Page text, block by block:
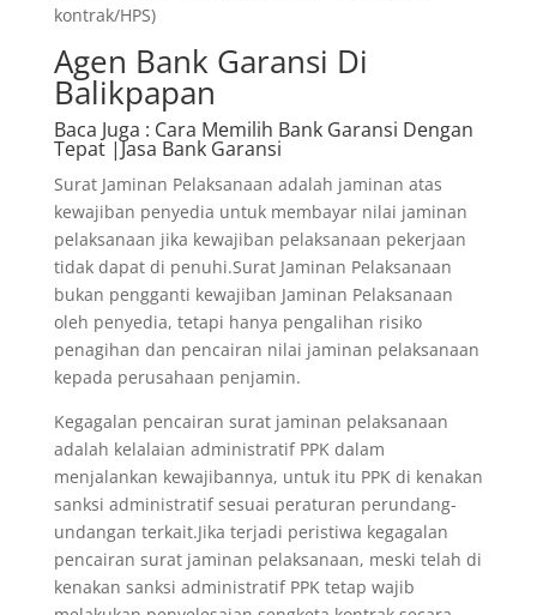
kontrak/HPS)
Agen Bank Garansi Di
Balikpapan
Baca Juga : Cara Memilih Bank Garansi Dengan
Tepat |Jasa Bank Garansi
Surat Jaminan Pelaksanaan adalah jaminan atas
kewajiban penyedia untuk membayar nilai jaminan
pelaksanaan jika kewajiban pelaksanaan pekerjaan
tidak dapat di penuhi.Surat Jaminan Pelaksanaan
bukan pengganti kewajiban Jaminan Pelaksanaan
oleh penyedia, tetapi hanya pengalihan risiko
penagihan dan pencairan nilai jaminan pelaksanaan
kepada perusahaan penjamin.
Kegagalan pencairan surat jaminan pelaksanaan
adalah kelalaian administratif PPK dalam
menjalankan kewajibannya, untuk itu PPK di kenakan
sanksi administratif sesuai peraturan perundang-
undangan terkait.Jika terjadi peristiwa kegagalan
pencairan surat jaminan pelaksanaan, meski telah di
kenakan sanksi administratif PPK tetap wajib